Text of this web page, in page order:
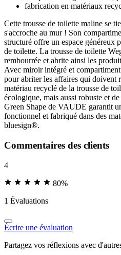
fabrication en matériaux
Cette trousse de toilette maline se
s'accroche au mur ! Son
structuré offre un espace généreux
de toilette. La trousse de toilette
rembourrée et abrite ainsi les
Avec miroir intégré et
pour abriter les affaires qui doivent
matériau recyclé de la trousse de
écologique, mais aussi robuste et
Green Shape de VAUDE garantit
fonctionnel et fabriqué dans des
bluesign®.
Commentaires des clients
4
80%
1 Évaluations
Écrire une évaluation
Partagez vos réflexions avec